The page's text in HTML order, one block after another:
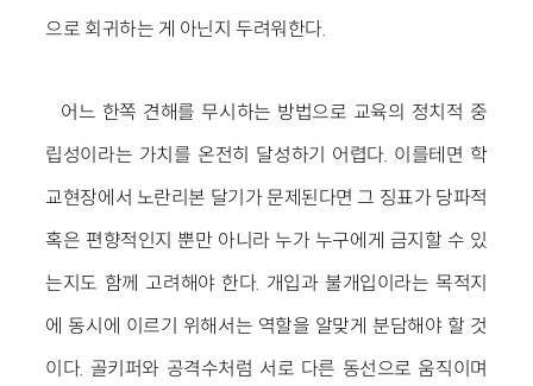
으로 회귀하는 게 아닌지 두려워한다.
어느 한쪽 견해를 무시하는 방법으로 교육의 정치적 중
립성이라는 가치를 온전히 달성하기 어렵다. 이를테면 학
교현장에서 노란리본 달기가 문제된다면 그 징표가 당파적
혹은 편향적인지 뿐만 아니라 누가 누구에게 금지할 수 있
는지도 함께 고려해야 한다. 개입과 불개입이라는 목적지
에 동시에 이르기 위해서는 역할을 알맞게 분담해야 할 것
이다. 골키퍼와 공격수처럼 서로 다른 동선으로 움직이며